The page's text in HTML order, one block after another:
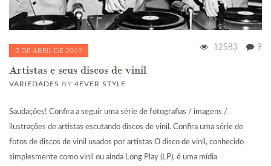
3 DE ABRIL DE 2019 12583 9
Artistas e seus discos de vinil
VARIEDADES BY 4EVER STYLE
Saudações! Confira a seguir uma série de fotografias / imagens /
ilustrações de artistas escutando discos de vinil. Confira uma série de
fotos de discos de vinil usados por artistas O disco de vinil, conhecido
simplesmente como vinil ou ainda Long Play (LP), é uma mídia